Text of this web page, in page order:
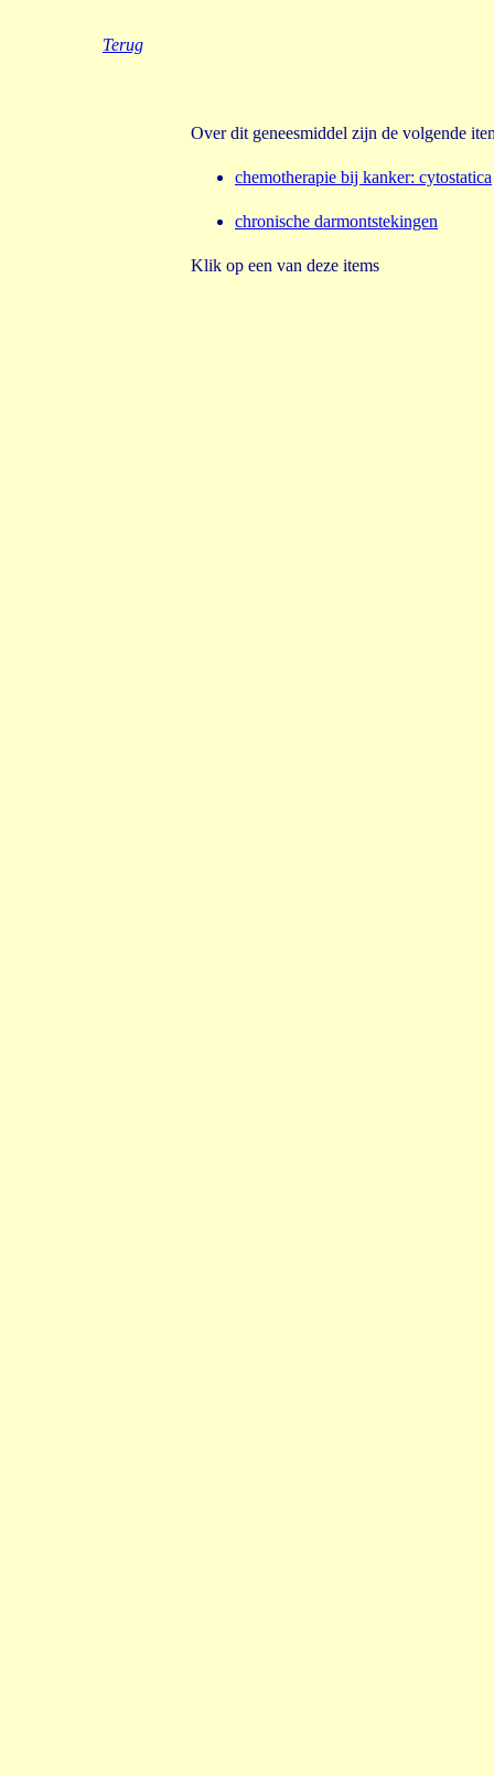
Terug
Over dit geneesmiddel zijn de volgende
chemotherapie bij kanker: cytostatica
chronische darmontstekingen
Klik op een van deze items